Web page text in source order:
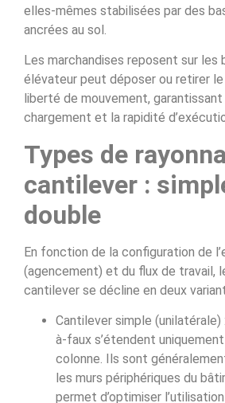
elles-mêmes stabilisées par des
ancrées au sol.
Les marchandises reposent sur les
élévateur peut déposer ou retirer
liberté de mouvement,
chargement et la rapidité
Types de
cantilever :
double
En fonction de la configuration de
(agencement) et du flux de travail,
cantilever se décline en deux
Cantilever simple
à-faux s’étendent
colonne. Ils sont
les murs périphériques du
permet d’optimiser